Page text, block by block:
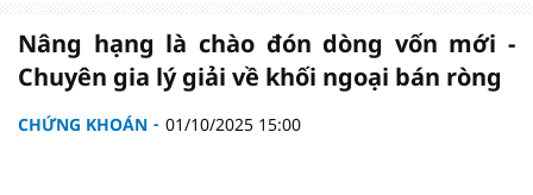
Nâng hạng là chào đón dòng vốn mới -
Chuyên gia lý giải về khối ngoại bán ròng
CHỨNG KHOÁN 01/10/2025 15:00